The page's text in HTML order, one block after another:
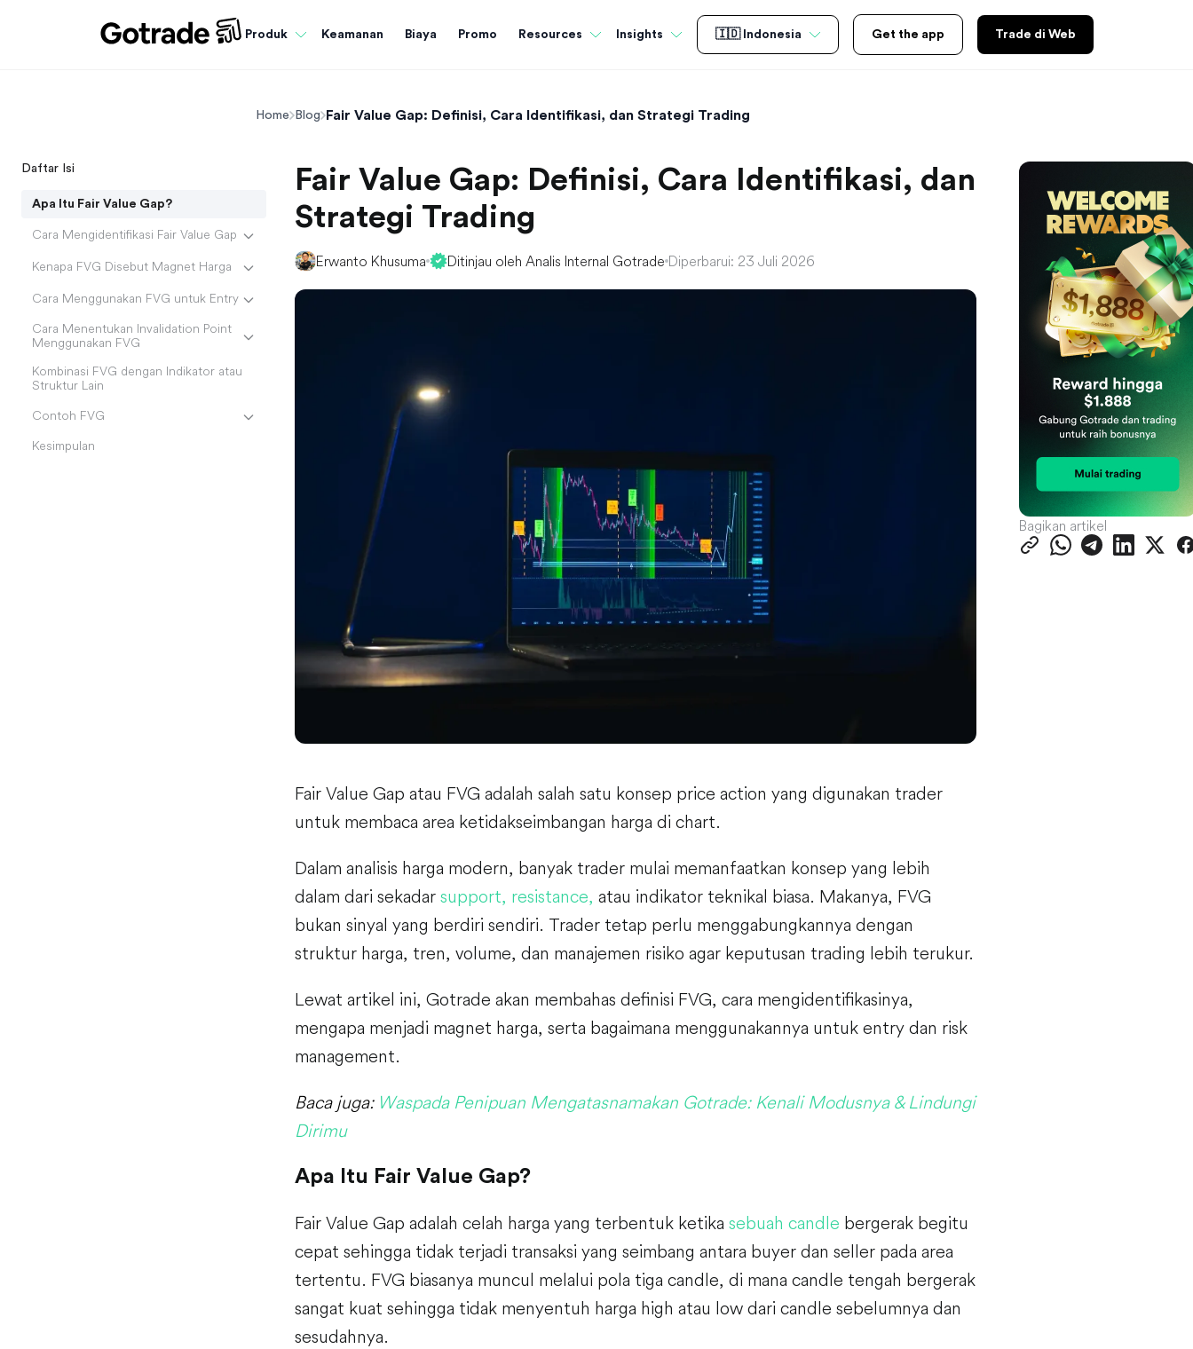
Produk Keamanan Biaya Promo Resources Insights 🇮🇩 Indonesia Get the app Trade di Web
Home Blog Fair Value Gap: Definisi, Cara Identifikasi, dan Strategi Trading
Daftar Isi
Apa Itu Fair Value Gap?
Cara Mengidentifikasi Fair Value Gap
Kenapa FVG Disebut Magnet Harga
Cara Menggunakan FVG untuk Entry
Cara Menentukan Invalidation Point
Menggunakan FVG
Kombinasi FVG dengan Indikator atau
Struktur Lain
Contoh FVG
Kesimpulan
Fair Value Gap: Definisi, Cara Identifikasi, dan
Strategi Trading
Erwanto Khusuma Ditinjau oleh Analis Internal Gotrade Diperbarui: 23 Juli 2026
Fair Value Gap atau FVG adalah salah satu konsep price action yang digunakan trader
untuk membaca area ketidakseimbangan harga di chart.
Dalam analisis harga modern, banyak trader mulai memanfaatkan konsep yang lebih
dalam dari sekadar support, resistance, atau indikator teknikal biasa. Makanya, FVG
bukan sinyal yang berdiri sendiri. Trader tetap perlu menggabungkannya dengan
struktur harga, tren, volume, dan manajemen risiko agar keputusan trading lebih terukur.
Lewat artikel ini, Gotrade akan membahas definisi FVG, cara mengidentifikasinya,
mengapa menjadi magnet harga, serta bagaimana menggunakannya untuk entry dan risk
management.
Baca juga: Waspada Penipuan Mengatasnamakan Gotrade: Kenali Modusnya & Lindungi
Dirimu
Apa Itu Fair Value Gap?
Fair Value Gap adalah celah harga yang terbentuk ketika sebuah candle bergerak begitu
cepat sehingga tidak terjadi transaksi yang seimbang antara buyer dan seller pada area
tertentu. FVG biasanya muncul melalui pola tiga candle, di mana candle tengah bergerak
sangat kuat sehingga tidak menyentuh harga high atau low dari candle sebelumnya dan
sesudahnya.
Bagikan artikel